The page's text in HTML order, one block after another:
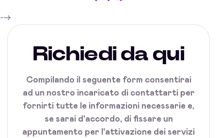
-->
Richiedi da qui
Compilando il seguente form consentirai
ad un nostro incaricato di contattarti per
fornirti tutte le informazioni necessarie e,
se sarai d'accordo, di fissare un
appuntamento per l'attivazione dei servizi